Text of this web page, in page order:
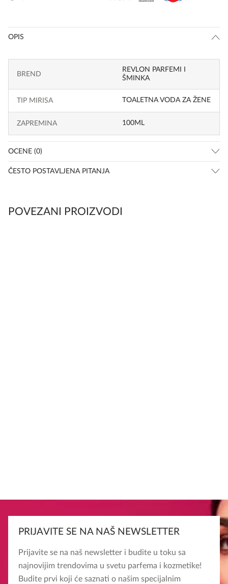
OPIS
BREND
REVLON PARFEMI I
ŠMINKA
TIP MIRISA TOALETNA VODA ZA ŽENE
ZAPREMINA 100ML
OCENE (0)
ČESTO POSTAVLJENA PITANJA
POVEZANI PROIZVODI
PRIJAVITE SE NA NAŠ NEWSLETTER
Prijavite se na naš newsletter i budite u toku sa
najnovijim trendovima u svetu parfema i kozmetike!
Budite prvi koji će saznati o našim specijalnim